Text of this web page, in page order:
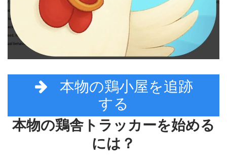
本物の鶏小屋を追跡
する
本物の鶏舎トラッカーを始める
には？